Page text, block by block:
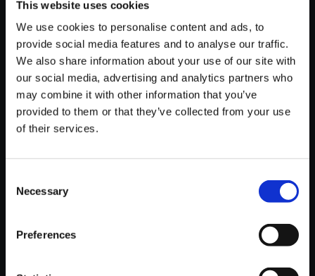
This website uses cookies
We use cookies to personalise content and ads, to
provide social media features and to analyse our traffic.
We also share information about your use of our site with
our social media, advertising and analytics partners who
may combine it with other information that you’ve
provided to them or that they’ve collected from your use
of their services.
Selection
Necessary
Preferences
【単曲】バイオハザード RE:2
オリジナル・サウンドトラック
Fear Again